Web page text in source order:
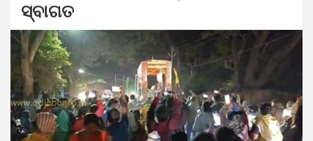
ସ୍ବାଗତ